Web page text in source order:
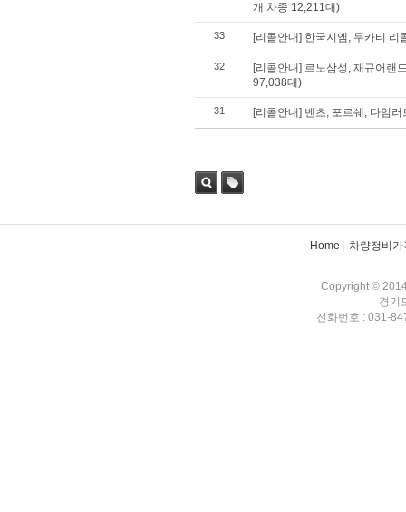
개 차종 12,211대)
33 [리콜안내] 한국지엠, 두카티
32
[리콜안내] 르노삼성, 재규어랜
97,038대)
31 [리콜안내] 벤츠, 포르쉐, 다임
Home 차량정비가
Copyright ©
경기
전화번호 : 031-